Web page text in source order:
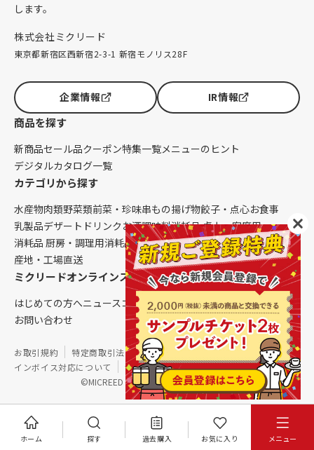
ホーム 探す 過去購入 お気に入り メニュー
します。
株式会社ミクリード
東京都新宿区西新宿2-3-1 新宿モノリス28F
企業情報 IR情報
商品を探す
新商品セール品クーポン特集一覧メニューのヒント
デジタルカタログ一覧
カテゴリから探す
水産物肉類野菜類前菜・珍味串もの揚げ物餃子・点心お食事
乳製品デザート ドリンク お酒調味料消耗品 卓上・客席用
消耗品 厨房・調理用消耗品 クレンリネス生鮮品（配送便限定）
産地・工場直送
ミクリードオンラインストアについて
はじめての方へニュースコラムご利用ガイド会社概要
お問い合わせ
©MICREED CO.,LTD. All Rights Reserved.
お取引規約 特定商取引法に基づく表記
個人情報保護方針
インボイス対応について
サイトマップ